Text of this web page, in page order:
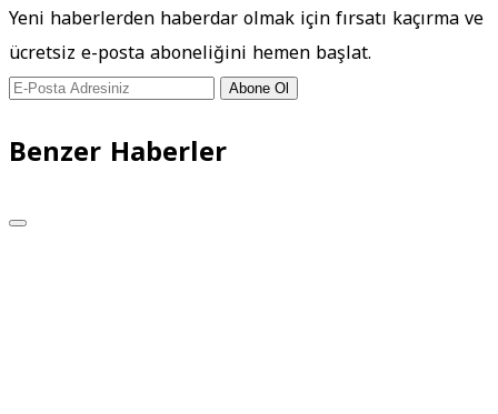
Yeni haberlerden haberdar olmak için fırsatı kaçırma ve
ücretsiz e-posta aboneliğini hemen başlat.
Abone Ol
Benzer Haberler